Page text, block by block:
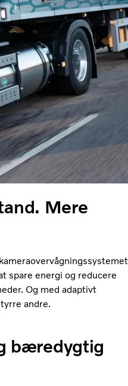
Mere
spare energi og reducere
Og med adaptivt
andre.
bæredygtig